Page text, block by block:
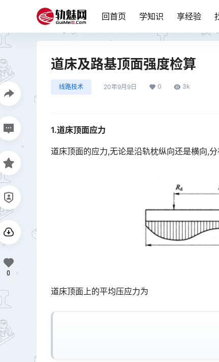
回首页 学知识 享经验
道床及路基顶面强度检算
线路技术 20年9月9日 0 3k
1.道床顶面应力
道床顶面的应力,无论是沿轨枕纵向还是横向,
道床顶面上的平均压应力为
0